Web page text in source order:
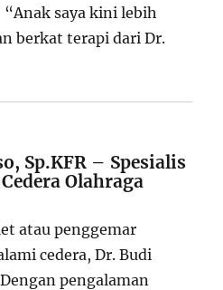
“Anak saya kini lebih
berkat terapi dari Dr.
Sp.KFR – Spesialis
Olahraga
atau penggemar
cedera, Dr. Budi
pengalaman